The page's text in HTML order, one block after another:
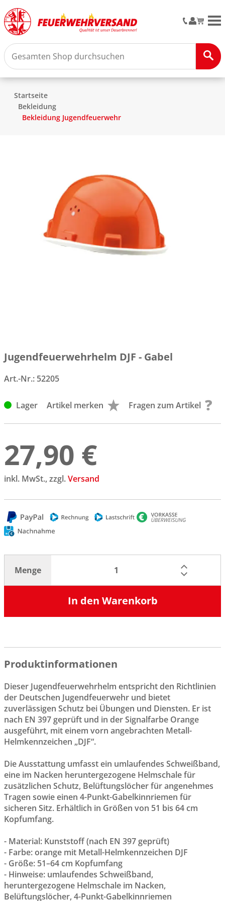
Startseite
Bekleidung
Bekleidung Jugendfeuerwehr
Jugendfeuerwehrhelm DJF - Gabel
Art.-Nr.: 52205
Lager Artikel merken Fragen zum Artikel
27,90 €
inkl. MwSt., zzgl.Versand
Menge
In den Warenkorb
Produktinformationen
Dieser Jugendfeuerwehrhelm entspricht den Richtlinien
der Deutschen Jugendfeuerwehr und bietet
zuverlässigen Schutz bei Übungen und Diensten. Er ist
nach EN 397 geprüft und in der Signalfarbe Orange
ausgeführt, mit einem vorn angebrachten Metall-
Helmkennzeichen „DJF“.
Die Ausstattung umfasst ein umlaufendes Schweißband,
eine im Nacken heruntergezogene Helmschale für
zusätzlichen Schutz, Belüftungslöcher für angenehmes
Tragen sowie einen 4-Punkt-Gabelkinnriemen für
sicheren Sitz. Erhältlich in Größen von 51 bis 64 cm
Kopfumfang.
- Material: Kunststoff (nach EN 397 geprüft)
- Farbe: orange mit Metall-Helmkennzeichen DJF
- Größe: 51–64 cm Kopfumfang
- Hinweise: umlaufendes Schweißband,
heruntergezogene Helmschale im Nacken,
Belüftungslöcher, 4-Punkt-Gabelkinnriemen